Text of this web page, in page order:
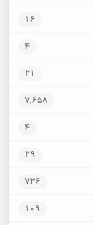
16
4
21
7,658
4
29
736
109